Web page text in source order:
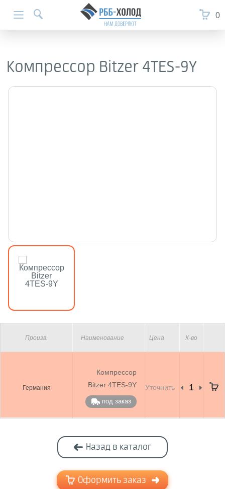
0
Компрессор Bitzer 4TES-9Y
Произв. Наименование Цена К-во
Германия
Компрессор
Bitzer 4TES-9Y
под заказ
Уточнить
Назад в каталог
Оформить заказ